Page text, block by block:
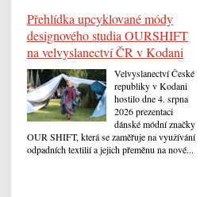
Přehlídka upcyklované módy
designového studia OURSHIFT
na velvyslanectví ČR v Kodani
Velvyslanectví České
republiky v Kodani
hostilo dne 4. srpna
2026 prezentaci
dánské módní značky
OUR SHIFT, která se zaměřuje na využívání
odpadních textilií a jejich přeměnu na nové...